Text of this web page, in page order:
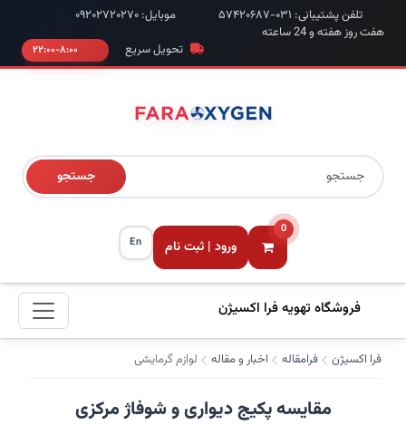
تلفن پشتیبانی: ۰۳۱-۵۷۴۲۰۶۸۷
موبایل: ۰۹۲۰۲۷۲۰۲۷۰
هفت روز هفته و 24 ساعته
تحویل سریع
جستجو
0
ورود | ثبت نام En
فروشگاه تهویه فرا اکسیژن
فرا اکسیژن فرامقاله اخبار و مقاله لوازم گرمایشی
مقایسه پکیج دیواری و شوفاژ مرکزی